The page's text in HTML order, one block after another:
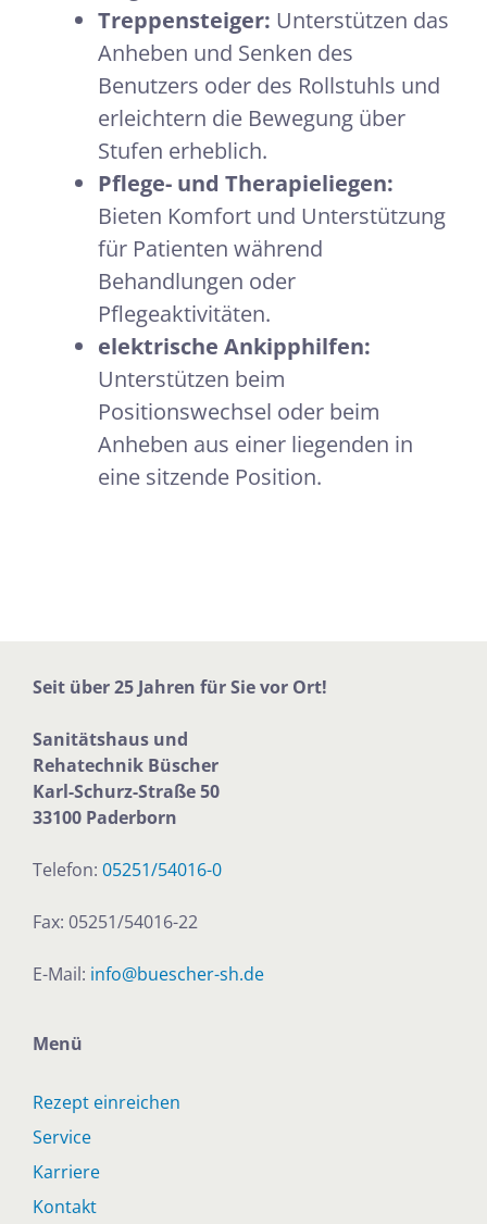
Treppensteiger: Unterstützen das
Anheben und Senken des
Benutzers oder des Rollstuhls und
erleichtern die Bewegung über
Stufen erheblich.
Pflege- und Therapieliegen:
Bieten Komfort und Unterstützung
für Patienten während
Behandlungen oder
Pflegeaktivitäten.
elektrische Ankipphilfen:
Unterstützen beim
Positionswechsel oder beim
Anheben aus einer liegenden in
eine sitzende Position.
Seit über 25 Jahren für Sie vor Ort!
Sanitätshaus und
Rehatechnik Büscher
Karl-Schurz-Straße 50
33100 Paderborn
Telefon: 05251/54016-0
Fax: 05251/54016-22
E-Mail: info@buescher-sh.de
Menü
Rezept einreichen
Service
Karriere
Kontakt